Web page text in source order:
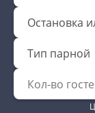
Остановка
Тип парной